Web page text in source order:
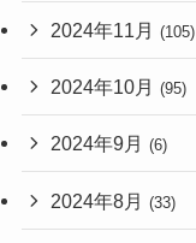
2024年11月 (105)
2024年10月 (95)
2024年9月 (6)
2024年8月 (33)